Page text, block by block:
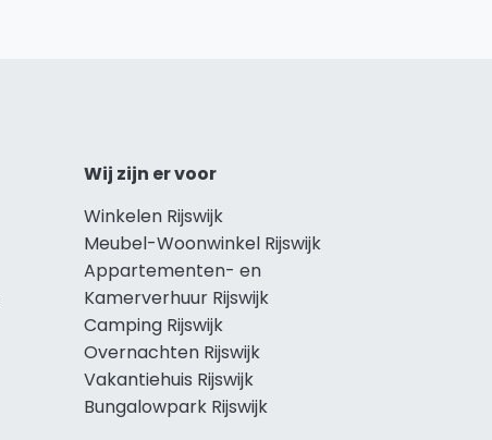
Wij zijn er voor
Winkelen Rijswijk
Meubel-Woonwinkel Rijswijk
Appartementen- en
Kamerverhuur Rijswijk
Camping Rijswijk
Overnachten Rijswijk
Vakantiehuis Rijswijk
Bungalowpark Rijswijk